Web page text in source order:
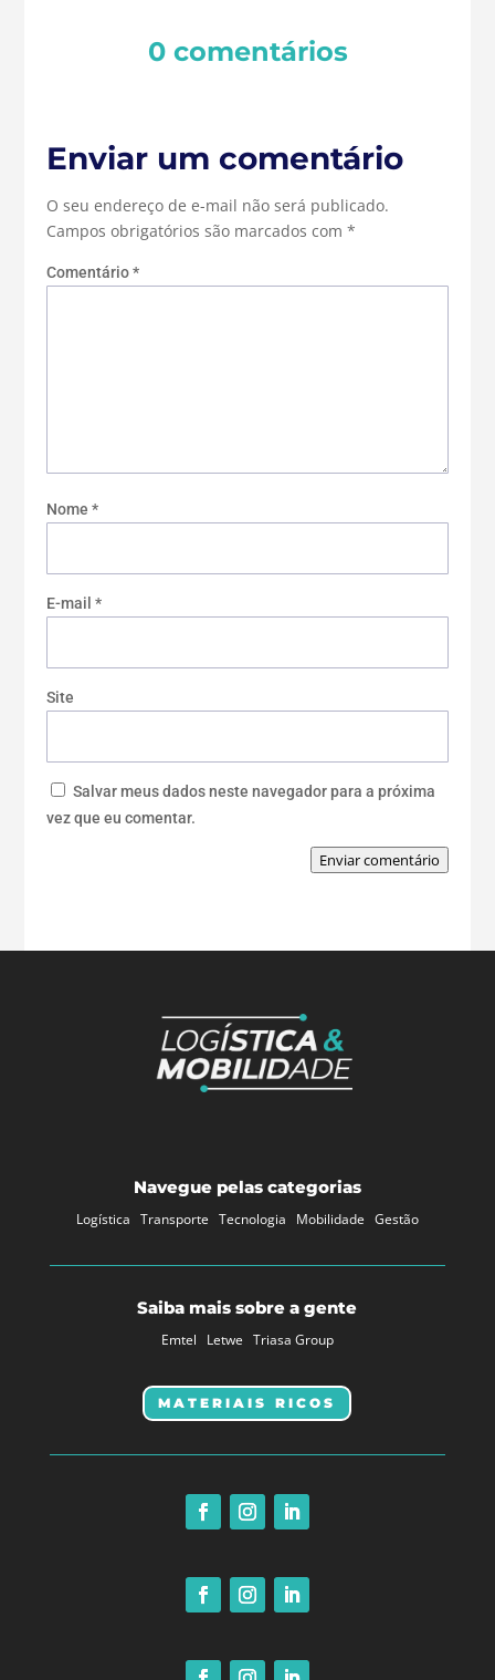
0 comentários
Enviar um comentário
O seu endereço de e-mail não será publicado.
Campos obrigatórios são marcados com*
Comentário*
Nome*
E-mail*
Site
Salvar meus dados neste navegador para a próxima
vez que eu comentar.
Enviar comentário
Navegue pelas categorias
Logística Transporte Tecnologia Mobilidade Gestão
Saiba mais sobre a gente
Emtel Letwe Triasa Group
MATERIAIS RICOS